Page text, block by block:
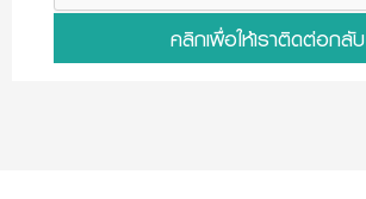
คลิกเพื่อให้เราติดต่อกลับ